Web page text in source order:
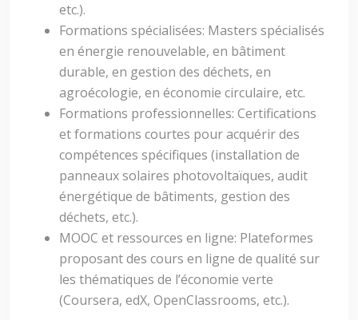
etc.).
Formations spécialisées: Masters spécialisés
en énergie renouvelable, en bâtiment
durable, en gestion des déchets, en
agroécologie, en économie circulaire, etc.
Formations professionnelles: Certifications
et formations courtes pour acquérir des
compétences spécifiques (installation de
panneaux solaires photovoltaïques, audit
énergétique de bâtiments, gestion des
déchets, etc.).
MOOC et ressources en ligne: Plateformes
proposant des cours en ligne de qualité sur
les thématiques de l’économie verte
(Coursera, edX, OpenClassrooms, etc.).